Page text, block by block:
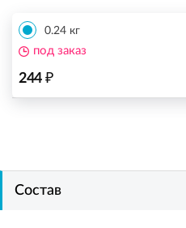
0.24 кг
244 ₽
под заказ
Состав